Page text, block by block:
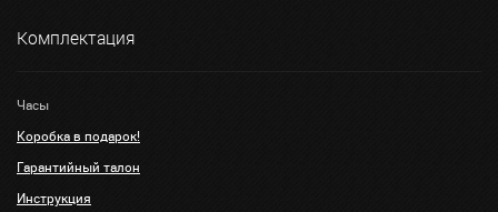
Комплектация
Часы
Коробка в подарок!
Гарантийный талон
Инструкция